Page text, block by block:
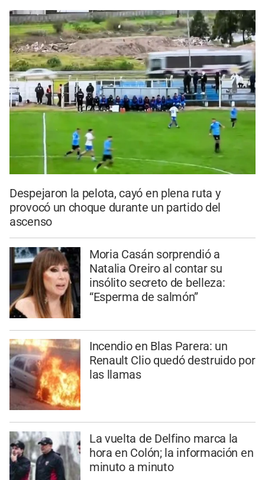
Despejaron la pelota, cayó en plena ruta y
provocó un choque durante un partido del
ascenso
Moria Casán sorprendió a
Natalia Oreiro al contar su
insólito secreto de belleza:
“Esperma de salmón”
Incendio en Blas Parera: un
Renault Clio quedó destruido por
las llamas
La vuelta de Delfino marca la
hora en Colón; la información en
minuto a minuto